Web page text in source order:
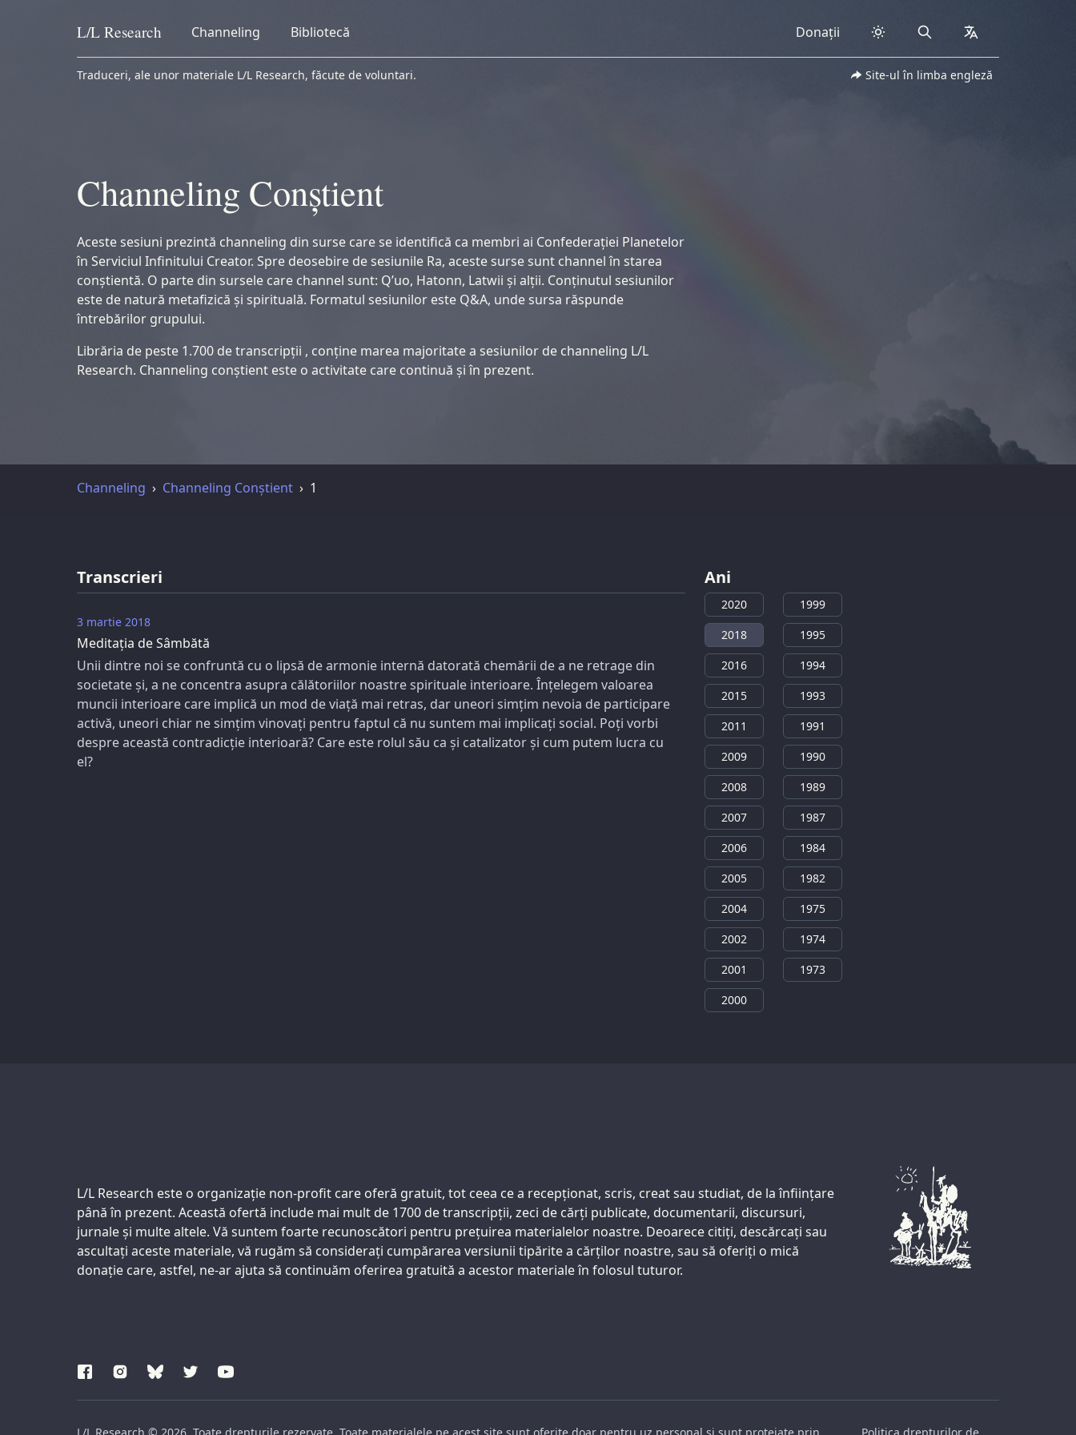
Skip to content
L/L Research Channeling Bibliotecă Donații Search collapsed
Traduceri, ale unor materiale L/L Research, făcute de voluntari. Site-ul în limba engleză
Channeling Conștient
Aceste sesiuni prezintă channeling din surse care se identifică ca membri ai Confederației Planetelor
în Serviciul Infinitului Creator. Spre deosebire de sesiunile Ra, aceste surse sunt channel în starea
conștientă. O parte din sursele care channel sunt: Q’uo, Hatonn, Latwii și alții. Conținutul sesiunilor
este de natură metafizică și spirituală. Formatul sesiunilor este Q&A, unde sursa răspunde
întrebărilor grupului.
Librăria de peste 1.700 de transcripții , conține marea majoritate a sesiunilor de channeling L/L
Research. Channeling conștient este o activitate care continuă și în prezent.
Channeling Channeling Conștient 1
Transcrieri
3 martie 2018
Meditația de Sâmbătă
Unii dintre noi se confruntă cu o lipsă de armonie internă datorată chemării de a ne retrage din
societate și, a ne concentra asupra călătoriilor noastre spirituale interioare. Înțelegem valoarea
muncii interioare care implică un mod de viață mai retras, dar uneori simțim nevoia de participare
activă, uneori chiar ne simțim vinovați pentru faptul că nu suntem mai implicați social. Poți vorbi
despre această contradicție interioară? Care este rolul său ca și catalizator și cum putem lucra cu
el?
Ani
2020
2018
2016
2015
2011
2009
2008
2007
2006
2005
2004
2002
2001
2000
1999
1995
1994
1993
1991
1990
1989
1987
1984
1982
1975
1974
1973
Support us:
L/L Research este o organizație non-profit care oferă gratuit, tot ceea ce a recepționat, scris, creat sau studiat, de la înființare
până în prezent. Această ofertă include mai mult de 1700 de transcripții, zeci de cărți publicate, documentarii, discursuri,
jurnale și multe altele. Vă suntem foarte recunoscători pentru prețuirea materialelor noastre. Deoarece citiți, descărcați sau
ascultați aceste materiale, vă rugăm să considerați cumpărarea versiunii tipărite a cărților noastre, sau să oferiți o mică
donație care, astfel, ne-ar ajuta să continuăm oferirea gratuită a acestor materiale în folosul tuturor.